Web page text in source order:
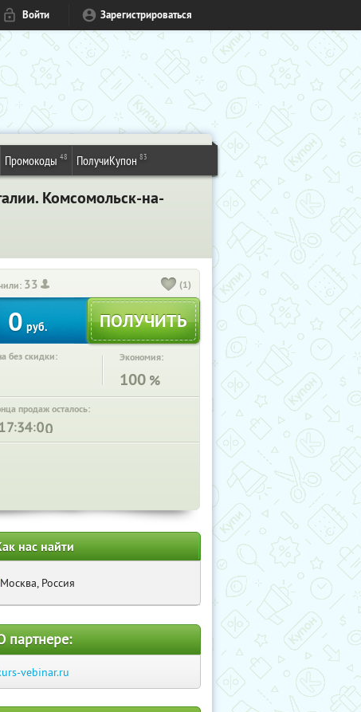
Войти Зарегистрироваться
Промокоды 48 ПолучиКупон 83
Комсомольск-на-
33 (1)
0 руб.
без скидки: Экономия:
100 %
продаж осталось:
: :
нас найти
Москва, Россия
партнере:
vebinar.ru